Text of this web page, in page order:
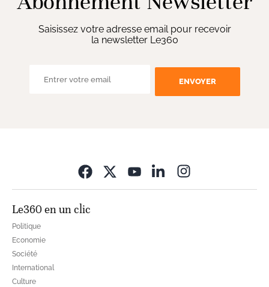
Saisissez votre adresse email pour recevoir
la newsletter Le360
ENVOYER
Le360 en un clic
Politique
Economie
Société
International
Culture